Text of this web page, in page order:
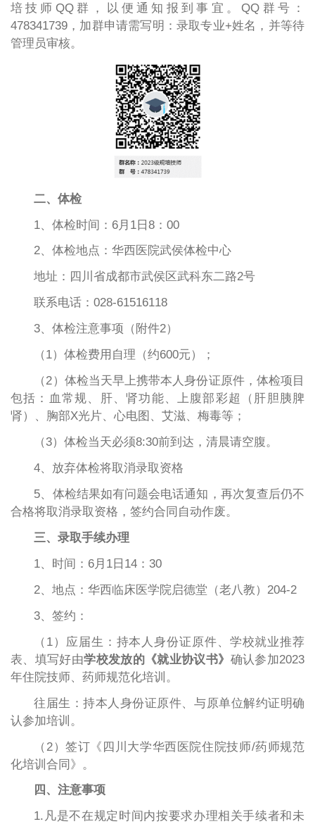
培技师QQ群，以便通知报到事宜。QQ群号：
478341739，加群申请需写明：录取专业+姓名，并等待
管理员审核。
二、体检
1、体检时间：6月1日8：00
2、体检地点：华西医院武侯体检中心
地址：四川省成都市武侯区武科东二路2号
联系电话：028-61516118
3、体检注意事项（附件2）
（1）体检费用自理（约600元）；
（2）体检当天早上携带本人身份证原件，体检项目
包括：血常规、肝、肾功能、上腹部彩超（肝胆胰脾
肾）、胸部X光片、心电图、艾滋、梅毒等；
（3）体检当天必须8:30前到达，清晨请空腹。
4、放弃体检将取消录取资格
5、体检结果如有问题会电话通知，再次复查后仍不
合格将取消录取资格，签约合同自动作废。
三、录取手续办理
1、时间：6月1日14：30
2、地点：华西临床医学院启德堂（老八教）204-2
3、签约：
（1）应届生：持本人身份证原件、学校就业推荐
表、填写好由学校发放的《就业协议书》 确认参加2023
年住院技师、药师规范化培训。
往届生：持本人身份证原件、与原单位解约证明确
认参加培训。
（2）签订《四川大学华西医院住院技师/药师规范
化培训合同》。
四、注意事项
1.凡是不在规定时间内按要求办理相关手续者和未